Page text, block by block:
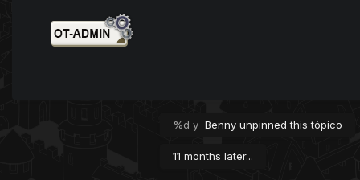
%d y Benny unpinned this tópico
11 months later...